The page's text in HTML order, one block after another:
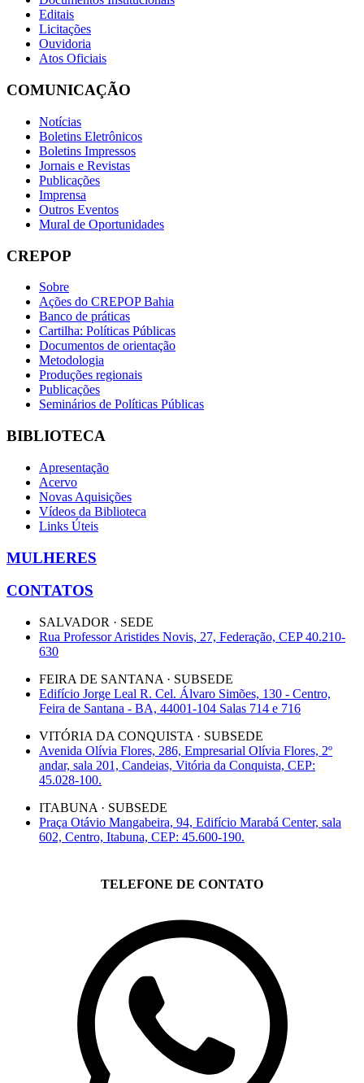
Editais
Licitações
Ouvidoria
Atos Oficiais
COMUNICAÇÃO
Notícias
Boletins Eletrônicos
Boletins Impressos
Jornais e Revistas
Publicações
Imprensa
Outros Eventos
Mural de Oportunidades
CREPOP
Sobre
Ações do CREPOP Bahia
Banco de práticas
Cartilha: Políticas Públicas
Documentos de orientação
Metodologia
Produções regionais
Publicações
Seminários de Políticas Públicas
BIBLIOTECA
Apresentação
Acervo
Novas Aquisições
Vídeos da Biblioteca
Links Úteis
MULHERES
CONTATOS
SALVADOR · SEDE
Rua Professor Aristides Novis, 27, Federação, CEP 40.210-
630
FEIRA DE SANTANA · SUBSEDE
Edifício Jorge Leal R. Cel. Álvaro Simões, 130 - Centro,
Feira de Santana - BA, 44001-104 Salas 714 e 716
VITÓRIA DA CONQUISTA · SUBSEDE
Avenida Olívia Flores, 286, Empresarial Olívia Flores, 2º
andar, sala 201, Candeias, Vitória da Conquista, CEP:
45.028-100.
ITABUNA · SUBSEDE
Praça Otávio Mangabeira, 94, Edifício Marabá Center, sala
602, Centro, Itabuna, CEP: 45.600-190.
TELEFONE DE CONTATO